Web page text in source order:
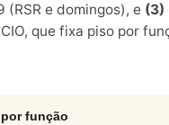
(RSR e domingos), e (3)
que fixa piso por
por função